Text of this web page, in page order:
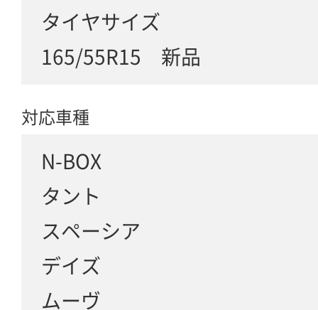
タイヤサイズ
165/55R15 新品
対応車種
N-BOX
タント
スペーシア
デイズ
ムーヴ